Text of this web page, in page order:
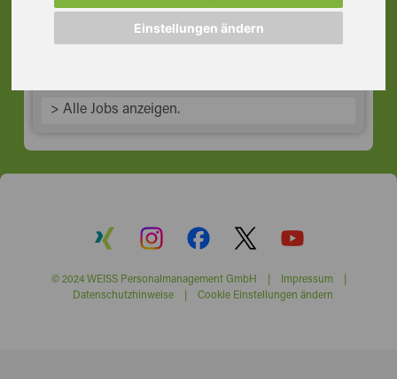
Einstellungen ändern
63755 Alzenau i.UFr.
> Alle Jobs anzeigen.
© 2024 WEISS Personalmanagement GmbH | Impressum|
Datenschutzhinweise| Cookie Einstellungen ändern